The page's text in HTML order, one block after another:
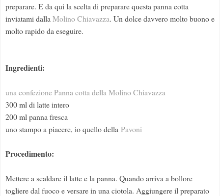
preparare. E da qui la scelta di preparare questa panna cotta
inviatami dallaMolino Chiavazza. Un dolce davvero molto buono e
molto rapido da eseguire.
Ingredienti:
una confezione Panna cotta della Molino Chiavazza
300 ml di latte intero
200 ml panna fresca
uno stampo a piacere, io quello della Pavoni
Procedimento:
Mettere a scaldare il latte e la panna. Quando arriva a bollore
togliere dal fuoco e versare in una ciotola. Aggiungere il preparato